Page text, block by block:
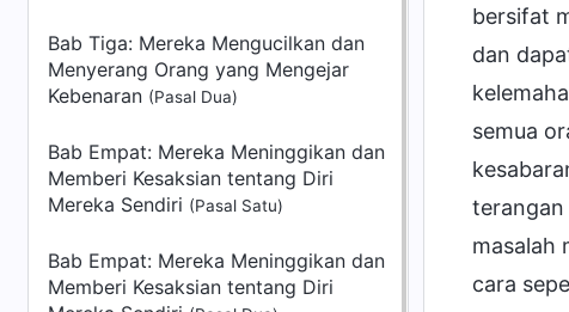
Bab Tiga: Mereka Mengucilkan dan
Menyerang Orang yang Mengejar
Kebenaran (Pasal Dua)
Bab Empat: Mereka Meninggikan dan
Memberi Kesaksian tentang Diri
Mereka Sendiri (Pasal Satu)
Bab Empat: Mereka Meninggikan dan
Memberi Kesaksian tentang Diri
bersifat
dan
semua
terangan
masalah
cara